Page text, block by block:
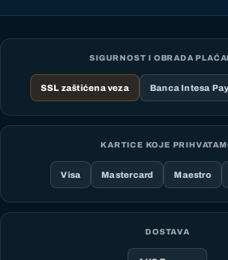
SIGURNOST I OBRADA
SSL zaštićena veza Banca Intesa
KARTICE KOJE
Visa Mastercard Maestro
DOSTAVA